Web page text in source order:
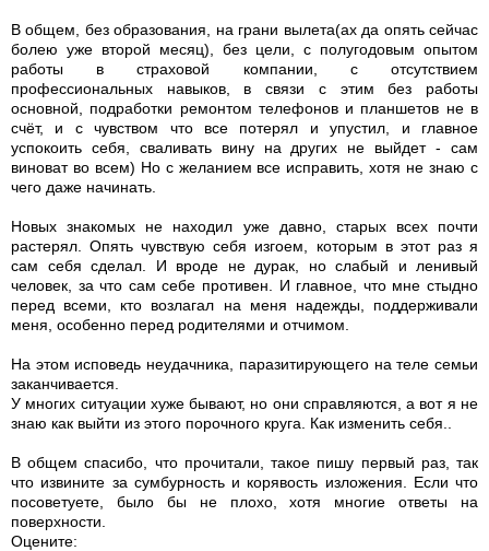
В общем, без образования, на грани вылета(ах да опять сейчас
болею уже второй месяц), без цели, с полугодовым опытом
работы в страховой компании, с отсутствием
профессиональных навыков, в связи с этим без работы
основной, подработки ремонтом телефонов и планшетов не в
счёт, и с чувством что все потерял и упустил, и главное
успокоить себя, сваливать вину на других не выйдет - сам
виноват во всем) Но с желанием все исправить, хотя не знаю с
чего даже начинать.
Новых знакомых не находил уже давно, старых всех почти
растерял. Опять чувствую себя изгоем, которым в этот раз я
сам себя сделал. И вроде не дурак, но слабый и ленивый
человек, за что сам себе противен. И главное, что мне стыдно
перед всеми, кто возлагал на меня надежды, поддерживали
меня, особенно перед родителями и отчимом.
На этом исповедь неудачника, паразитирующего на теле семьи
заканчивается.
У многих ситуации хуже бывают, но они справляются, а вот я не
знаю как выйти из этого порочного круга. Как изменить себя..
В общем спасибо, что прочитали, такое пишу первый раз, так
что извините за сумбурность и корявость изложения. Если что
посоветуете, было бы не плохо, хотя многие ответы на
поверхности.
Оцените: